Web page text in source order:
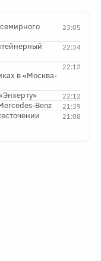
23:05
22:34
22:12
в «Москва-
22:12
21:39
Benz
21:08